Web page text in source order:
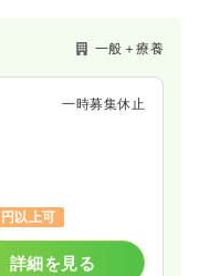
詳細を見る
一般＋療養
一時募集休止
以上可
詳細を見る